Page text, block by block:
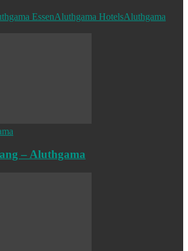
EssenAluthgama HotelsAluthgama
– Aluthgama